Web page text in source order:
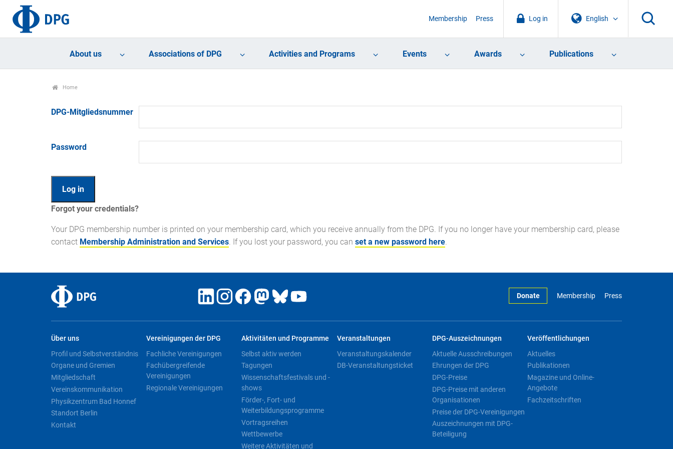
English
Log in
Membership Press
About us Associations of DPG Activities and Programs Events Awards Publications
Home
DPG-Mitgliedsnummer
Password
Forgot your credentials?
Your DPG membership number is printed on your membership card, which you receive annually from the DPG. If you no longer have your membership card, please
contact Membership Administration and Services . If you lost your password, you can set a new password here
Donate Membership Press
Über uns
Profil und Selbstverständnis
Organe und Gremien
Mitgliedschaft
Vereinskommunikation
Physikzentrum Bad Honnef
Standort Berlin
Kontakt
Vereinigungen der DPG
Fachliche Vereinigungen
Fachübergreifende
Vereinigungen
Regionale Vereinigungen
Aktivitäten und Programme
Selbst aktiv werden
Tagungen
Wissenschaftsfestivals und -
shows
Förder-, Fort- und
Weiterbildungsprogramme
Vortragsreihen
Wettbewerbe
Weitere Aktivitäten und
Veranstaltungen
Veranstaltungskalender
DB-Veranstaltungsticket
DPG-Auszeichnungen
Aktuelle Ausschreibungen
Ehrungen der DPG
DPG-Preise
DPG-Preise mit anderen
Organisationen
Preise der DPG-Vereinigungen
Auszeichnungen mit DPG-
Beteiligung
Veröffentlichungen
Aktuelles
Publikationen
Magazine und Online-
Angebote
Fachzeitschriften